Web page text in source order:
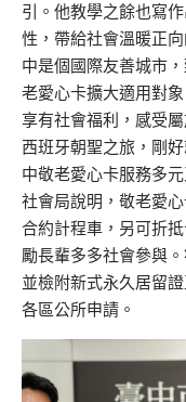
引。他教學之餘也寫
性，帶給社會溫暖正
中是個國際友善城市
老愛心卡擴大適用對
享有社會福利，感受
西班牙朝聖之旅，剛
中敬老愛心卡服務多元
社會局說明，敬老愛
合約計程車，另可折
勵長輩多多社會參與
並檢附新式永久居留
各區公所申請。